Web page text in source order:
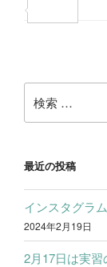
e
o
i
e
i
ナ
ビ
ー
シ
ョ
ン
索:
最近の投稿
インスタグラ
2024年2月19日
2月17日は実